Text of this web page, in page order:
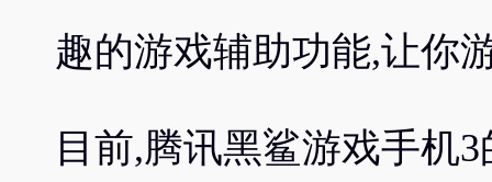
趣的游戏辅助功能,让你
目前,腾讯黑鲨游戏手机